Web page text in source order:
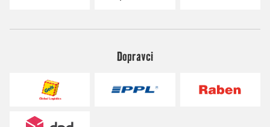
Dopravci